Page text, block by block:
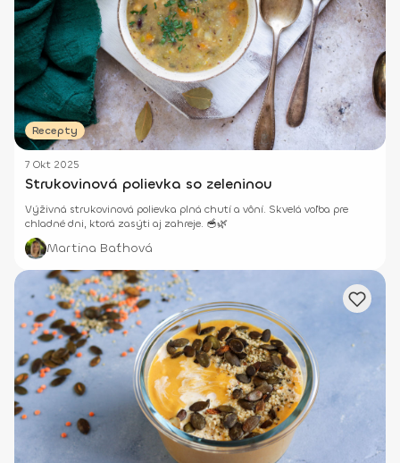
Recepty
7 Okt 2025
Strukovinová polievka so zeleninou
Výživná strukovinová polievka plná chutí a vôní. Skvelá voľba pre
chladné dni, ktorá zasýti aj zahreje. 🥣🌿
Martina Baťhová